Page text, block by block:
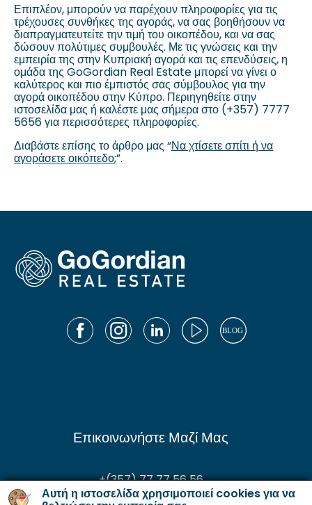
Αυτή η ιστοσελίδα χρησιμοποιεί cookies για να
Επιπλέον, μπορούν να παρέχουν πληροφορίες για τις
τρέχουσες συνθήκες της αγοράς, να σας βοηθήσουν να
διαπραγματευτείτε την τιμή του οικοπέδου, και να σας
δώσουν πολύτιμες συμβουλές. Με τις γνώσεις και την
εμπειρία της στην Κυπριακή αγορά και τις επενδύσεις, η
ομάδα της GoGordian Real Estate μπορεί να γίνει ο
καλύτερος και πιο έμπιστός σας σύμβουλος για την
αγορά οικοπέδου στην Κύπρο. Περιηγηθείτε στην
ιστοσελίδα μας ή καλέστε μας σήμερα στο (+357) 7777
5656 για περισσότερες πληροφορίες.
Διαβάστε επίσης το άρθρο μας “Να χτίσετε σπίτι ή να
αγοράσετε οικόπεδο;”.
Επικοινωνήστε Μαζί Μας
+(357) 77 77 56 56